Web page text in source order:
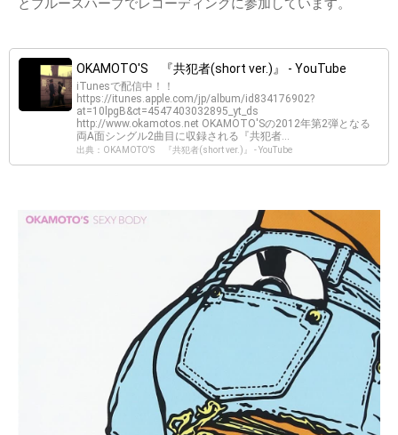
とブルースハープでレコーディングに参加しています。
OKAMOTO'S 『共犯者(short ver.)』 - YouTube
iTunesで配信中！！
https://itunes.apple.com/jp/album/id834176902?
at=10lpgB&ct=4547403032895_yt_ds
http://www.okamotos.net OKAMOTO'Sの2012年第2弾となる
両A面シングル2曲目に収録される『共犯者...
出典：OKAMOTO'S 『共犯者(short ver.)』 - YouTube